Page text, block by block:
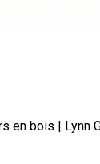
en bois | Lynn